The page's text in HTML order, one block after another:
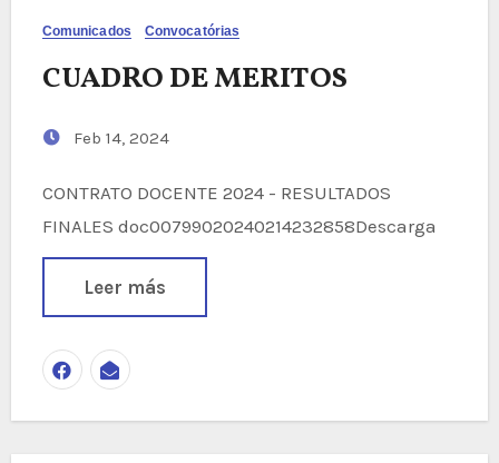
Comunicados Convocatórias
CUADRO DE MERITOS
Feb 14, 2024
CONTRATO DOCENTE 2024 - RESULTADOS
FINALES doc00799020240214232858Descarga
Leer más